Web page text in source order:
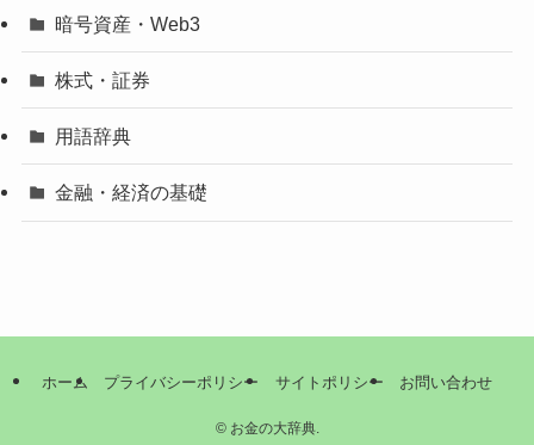
暗号資産・Web3
株式・証券
用語辞典
金融・経済の基礎
ホーム プライバシーポリシー サイトポリシー お問い合わせ
©お金の大辞典.